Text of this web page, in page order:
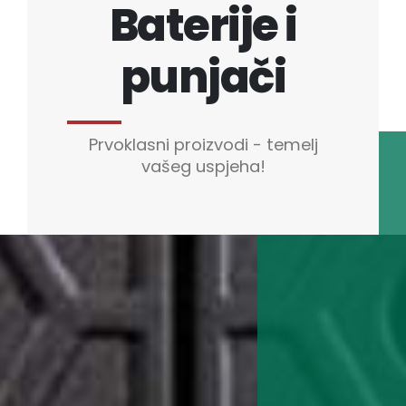
Baterije i
punjači
Prvoklasni proizvodi - temelj
vašeg uspjeha!